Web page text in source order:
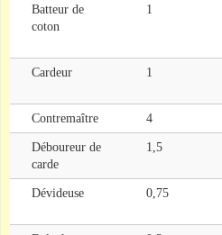
Batteur de
coton
1
Cardeur 1
Contremaître 4
Déboureur de
carde
1,5
Dévideuse 0,75